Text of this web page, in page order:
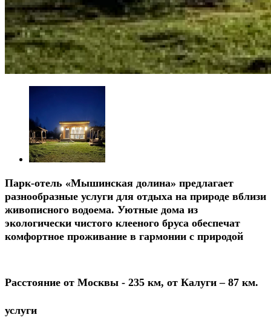
Парк-отель «Мышинская долина» предлагает
разнообразные услуги для отдыха на природе вблизи
живописного водоема. Уютные дома из
экологически чистого клееного бруса обеспечат
комфортное проживание в гармонии с природой
Расстояние от Москвы - 235 км, от Калуги – 87 км.
услуги